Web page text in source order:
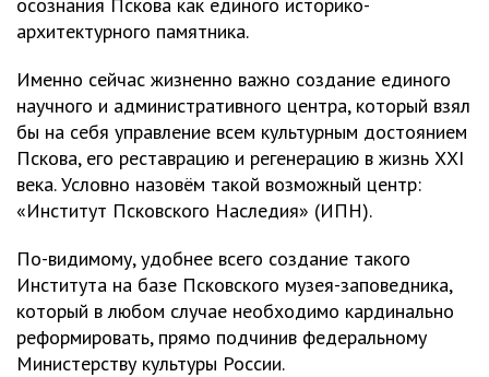
архитектурного памятника.
Именно сейчас жизненно важно создание единого
научного и административного центра, который взял
бы на себя управление всем культурным достоянием
Пскова, его реставрацию и регенерацию в жизнь ХХI
века. Условно назовём такой возможный центр:
«Институт Псковского Наследия» (ИПН).
По-видимому, удобнее всего создание такого
Института на базе Псковского музея-заповедника,
который в любом случае необходимо кардинально
реформировать, прямо подчинив федеральному
Министерству культуры России.